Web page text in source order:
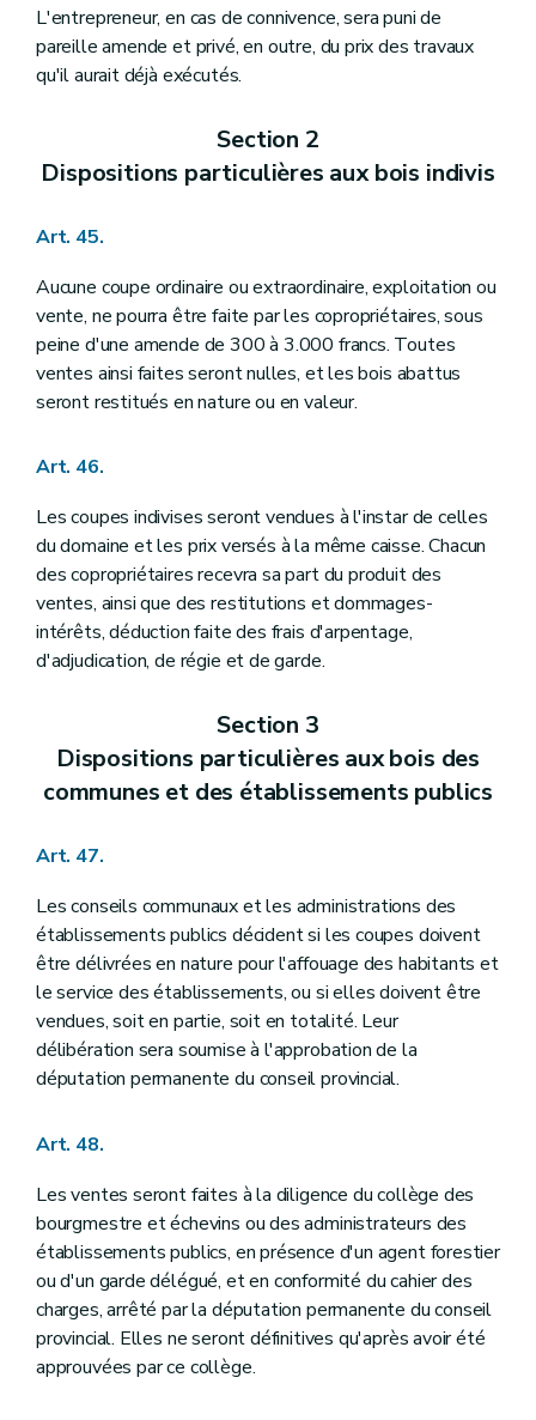
L'entrepreneur, en cas de connivence, sera puni de
pareille amende et privé, en outre, du prix des travaux
qu'il aurait déjà exécutés.
Section 2
Dispositions particulières aux bois indivis
Art. 45.
Aucune coupe ordinaire ou extraordinaire, exploitation ou
vente, ne pourra être faite par les copropriétaires, sous
peine d'une amende de 300 à 3.000 francs. Toutes
ventes ainsi faites seront nulles, et les bois abattus
seront restitués en nature ou en valeur.
Art. 46.
Les coupes indivises seront vendues à l'instar de celles
du domaine et les prix versés à la même caisse. Chacun
des copropriétaires recevra sa part du produit des
ventes, ainsi que des restitutions et dommages-
intérêts, déduction faite des frais d'arpentage,
d'adjudication, de régie et de garde.
Section 3
Dispositions particulières aux bois des
communes et des établissements publics
Art. 47.
Les conseils communaux et les administrations des
établissements publics décident si les coupes doivent
être délivrées en nature pour l'affouage des habitants et
le service des établissements, ou si elles doivent être
vendues, soit en partie, soit en totalité. Leur
délibération sera soumise à l'approbation de la
députation permanente du conseil provincial.
Art. 48.
Les ventes seront faites à la diligence du collège des
bourgmestre et échevins ou des administrateurs des
établissements publics, en présence d'un agent forestier
ou d'un garde délégué, et en conformité du cahier des
charges, arrêté par la députation permanente du conseil
provincial. Elles ne seront définitives qu'après avoir été
approuvées par ce collège.